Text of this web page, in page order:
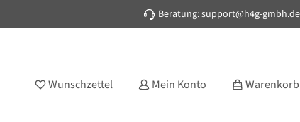
Beratung: support@h4g-gmbh.de
Wunschzettel Mein Konto Warenkorb